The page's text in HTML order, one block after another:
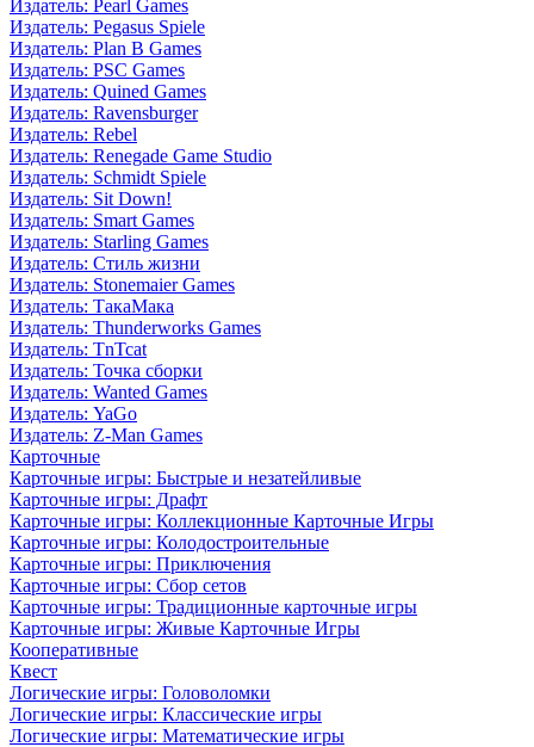
Издатель: Pearl Games
Издатель: Pegasus Spiele
Издатель: Plan B Games
Издатель: PSC Games
Издатель: Quined Games
Издатель: Ravensburger
Издатель: Rebel
Издатель: Renegade Game Studio
Издатель: Schmidt Spiele
Издатель: Sit Down!
Издатель: Smart Games
Издатель: Starling Games
Издатель: Стиль жизни
Издатель: Stonemaier Games
Издатель: ТакаМака
Издатель: Thunderworks Games
Издатель: TnTcat
Издатель: Точка сборки
Издатель: Wanted Games
Издатель: YaGo
Издатель: Z-Man Games
Карточные
Карточные игры: Быстрые и незатейливые
Карточные игры: Драфт
Карточные игры: Коллекционные Карточные Игры
Карточные игры: Колодостроительные
Карточные игры: Приключения
Карточные игры: Сбор сетов
Карточные игры: Традиционные карточные игры
Карточные игры: Живые Карточные Игры
Кооперативные
Квест
Логические игры: Головоломки
Логические игры: Классические игры
Логические игры: Математические игры